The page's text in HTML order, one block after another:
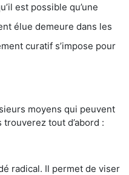
est possible qu’une
élue demeure dans les
curatif s’impose pour
moyens qui peuvent
tout d’abord :
radical. Il permet de viser